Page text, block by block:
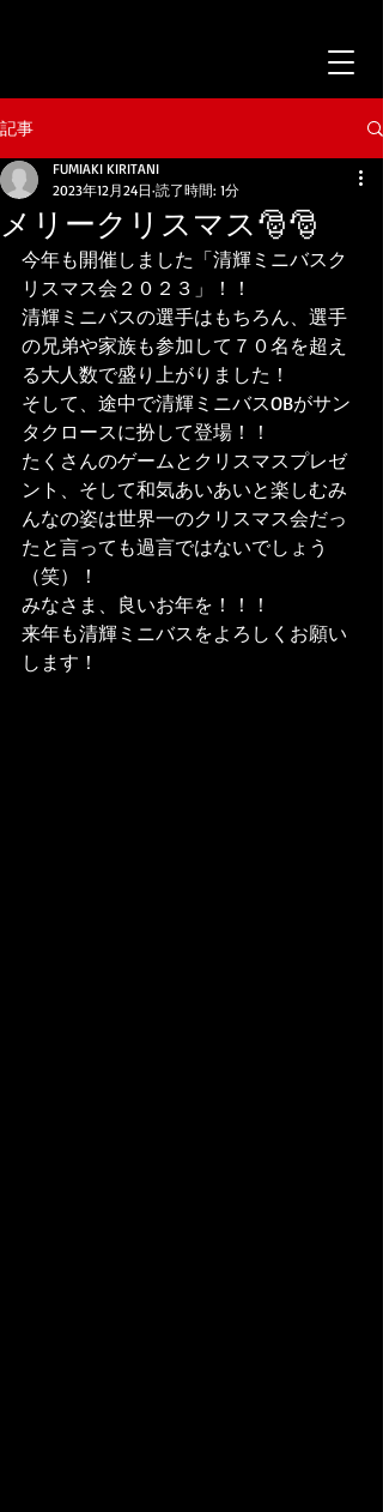
記事
メリークリスマス🎅🎅
FUMIAKI KIRITANI
2023年12月24日 読了時間: 1分
今年も開催しました「清輝ミニバスク
リスマス会２０２３」！！
清輝ミニバスの選手はもちろん、選手
の兄弟や家族も参加して７０名を超え
る大人数で盛り上がりました！
そして、途中で清輝ミニバスOBがサン
タクロースに扮して登場！！
たくさんのゲームとクリスマスプレゼ
ント、そして和気あいあいと楽しむみ
んなの姿は世界一のクリスマス会だっ
たと言っても過言ではないでしょう
（笑）！
みなさま、良いお年を！！！
来年も清輝ミニバスをよろしくお願い
します！